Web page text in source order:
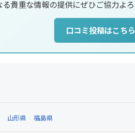
貴重な情報の提供にぜひご協力よろ
口コミ投稿はこち
山形県 福島県